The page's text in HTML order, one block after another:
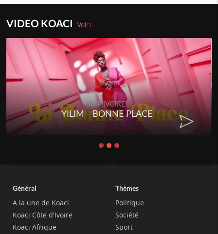
VIDEO KOACIVoir+
RAP IVOIRE
YILIM - BONNE PLACE
Général
A la une de Koaci
Koaci Côte d'Ivoire
Koaci Afrique
Thèmes
Politique
Société
Sport